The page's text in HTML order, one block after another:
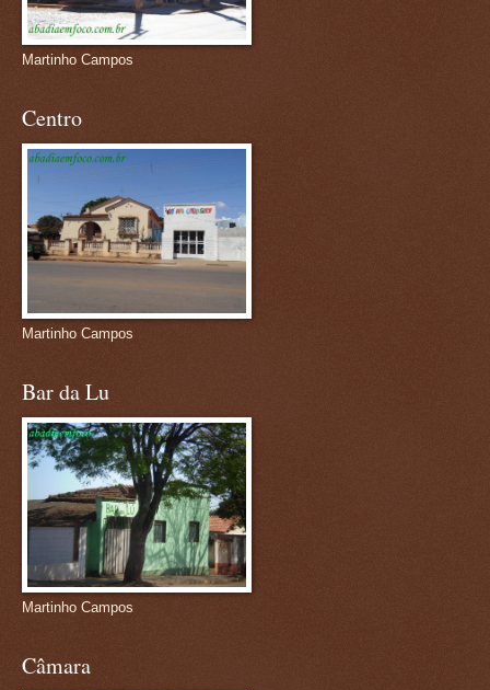
Martinho Campos
Centro
Martinho Campos
Bar da Lu
Martinho Campos
Câmara